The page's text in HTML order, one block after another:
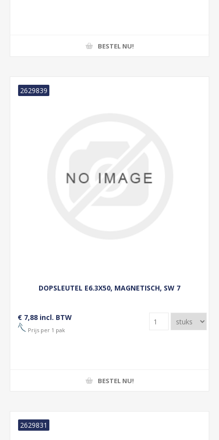
BESTEL NU!
DOPSLEUTEL E6.3X50, MAGNETISCH, SW 7
2629839
€ 7,88 incl. BTW
Prijs per 1 pak
BESTEL NU!
2629831